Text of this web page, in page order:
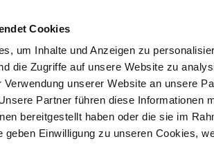
Cookies
um Inhalte und Anzeigen zu
die Zugriffe auf unsere Website zu
unserer Website an unsere
Partner führen diese Informationen
bereitgestellt haben oder die sie im
geben Einwilligung zu unseren Cookies,